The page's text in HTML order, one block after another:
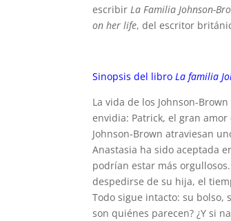
escribir La Familia Johnson-
on her life, del escritor
Sinopsis del libro La familia
La vida de los Johnson-
envidia: Patrick, el gran
Johnson-Brown atraviesan
Anastasia ha sido aceptada
podrían estar más
despedirse de su hija, el
Todo sigue intacto: su bolso,
son quiénes parecen? ¿Y si